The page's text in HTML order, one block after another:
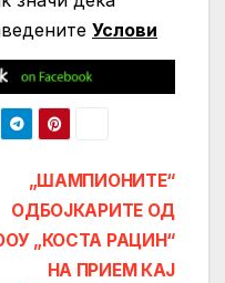
Услови
„ШАМПИОНИТЕ“
ОДБОЈКАРИТЕ ОД
„КОСТА РАЦИН“
НА ПРИЕМ КАЈ